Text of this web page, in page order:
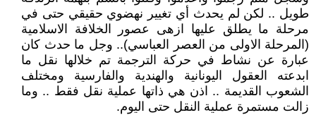
طويل .. لكن لم يحدث أي تغيير نهضوي حقيقي حتى في
مرحلة ما يطلق عليها ازهى عصور الخلافة الاسلامية
(المرحلة الاولى من العصر العباسي).. وجل ما حدث كان
عبارة عن نشاط في حركة الترجمة تم خلالها نقل ما
ابدعته العقول اليونانية والهندية والفارسية ومختلف
الشعوب القديمة .. اذن هي ذاتها عملية نقل فقط .. وما
زالت مستمرة عملية النقل حتى اليوم.